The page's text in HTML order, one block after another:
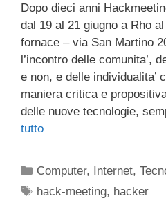
Dopo dieci anni
dal 19 al 21 giugno a Rho
fornace – via San Martino
l’incontro delle comunita’,
e non, e delle individualita’
maniera critica e
delle nuove tecnologie,
tutto
Categorie
Computer, Internet,
Tag
hack-meeting, hacker